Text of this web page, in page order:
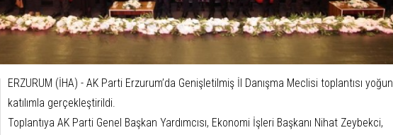
ERZURUM (İHA) - AK Parti Erzurum’da Genişletilmiş İl Danışma Meclisi toplantısı yoğun
katılımla gerçekleştirildi.
Toplantıya AK Parti Genel Başkan Yardımcısı, Ekonomi İşleri Başkanı Nihat Zeybekci,